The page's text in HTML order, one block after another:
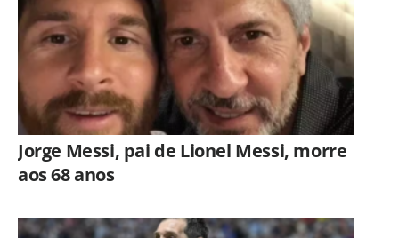
Jorge Messi, pai de Lionel Messi, morre
aos 68 anos